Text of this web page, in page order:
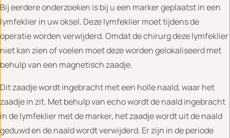
Bij eerdere onderzoeken is bij u een marker geplaatst in een
lymfeklier in uw oksel. Deze lymfeklier moet tijdens de
operatie worden verwijderd. Omdat de chirurg deze lymfeklier
niet kan zien of voelen moet deze worden gelokaliseerd met
behulp van een magnetisch zaadje.
Dit zaadje wordt ingebracht met een holle naald, waar het
zaadje in zit. Met behulp van echo wordt de naald ingebracht
in de lymfeklier met de marker, het zaadje wordt uit de naald
geduwd en de naald wordt verwijderd. Er zijn in de periode